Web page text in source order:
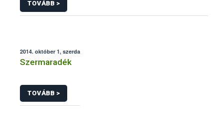
TOVÁBB >
2014. október 1, szerda
Szermaradék
TOVÁBB >